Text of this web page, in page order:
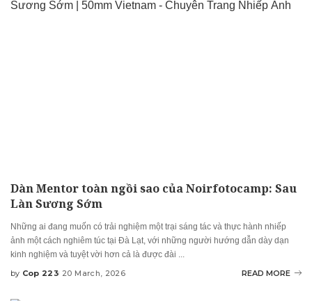
Dàn Mentor toàn ngồi sao của Noirfotocamp: Sau
Làn Sương Sớm
Những ai đang muốn có trải nghiệm một trại sáng tác và thực hành nhiếp
ảnh một cách nghiêm túc tại Đà Lạt, với những người hướng dẫn dày dạn
kinh nghiệm và tuyệt vời hơn cả là được đài
Posted
by Cop 223 20 March, 2026 READ MORE